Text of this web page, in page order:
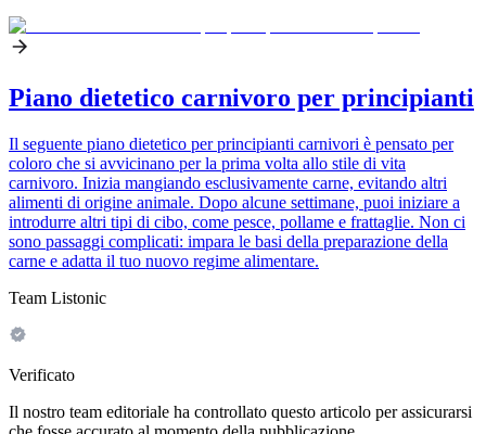
Piano dietetico carnivoro per principianti
Il seguente piano dietetico per principianti carnivori è pensato per
coloro che si avvicinano per la prima volta allo stile di vita
carnivoro. Inizia mangiando esclusivamente carne, evitando altri
alimenti di origine animale. Dopo alcune settimane, puoi iniziare a
introdurre altri tipi di cibo, come pesce, pollame e frattaglie. Non ci
sono passaggi complicati: impara le basi della preparazione della
carne e adatta il tuo nuovo regime alimentare.
Team Listonic
Verificato
Il nostro team editoriale ha controllato questo articolo per assicurarsi